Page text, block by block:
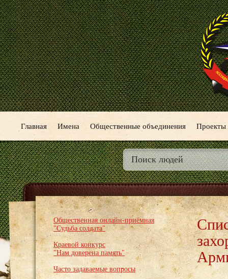
Главная Имена Общественные объединения Проекты
Общественная онлайн-приёмная
"Судьба солдата"
Краевой конкурс
"Нам доверена память"
Часто задаваемые вопросы